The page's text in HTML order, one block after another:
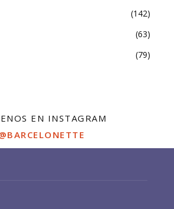
142
63
79
EN INSTAGRAM